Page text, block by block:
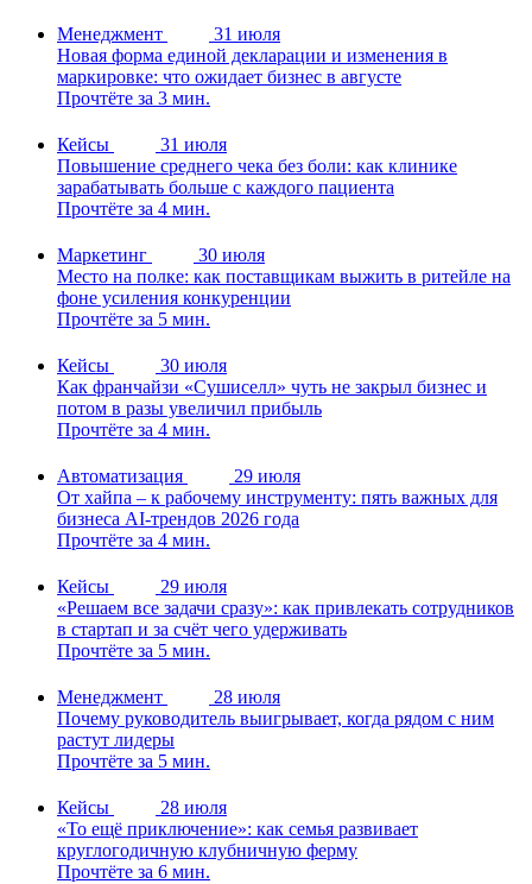
Менеджмент
31 июля
Новая форма единой декларации и изменения в
маркировке: что ожидает бизнес в августе
Прочтёте за 3 мин.
Кейсы
31 июля
Повышение среднего чека без боли: как клинике
зарабатывать больше с каждого пациента
Прочтёте за 4 мин.
Маркетинг
30 июля
Место на полке: как поставщикам выжить в ритейле на
фоне усиления конкуренции
Прочтёте за 5 мин.
Кейсы
30 июля
Как франчайзи «Сушиселл» чуть не закрыл бизнес и
потом в разы увеличил прибыль
Прочтёте за 4 мин.
Автоматизация
29 июля
От хайпа – к рабочему инструменту: пять важных для
бизнеса AI-трендов 2026 года
Прочтёте за 4 мин.
Кейсы
29 июля
«Решаем все задачи сразу»: как привлекать сотрудников
в стартап и за счёт чего удерживать
Прочтёте за 5 мин.
Менеджмент
28 июля
Почему руководитель выигрывает, когда рядом с ним
растут лидеры
Прочтёте за 5 мин.
Кейсы
28 июля
«То ещё приключение»: как семья развивает
круглогодичную клубничную ферму
Прочтёте за 6 мин.